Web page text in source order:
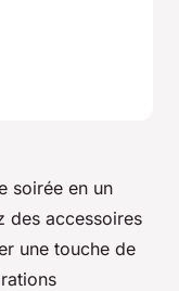
soirée en un
des accessoires
une touche de